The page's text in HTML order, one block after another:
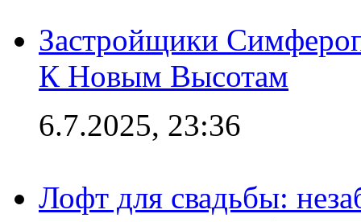
Застройщики
К Новым Высотам
6.7.2025, 23:36
Лофт для свадьбы: